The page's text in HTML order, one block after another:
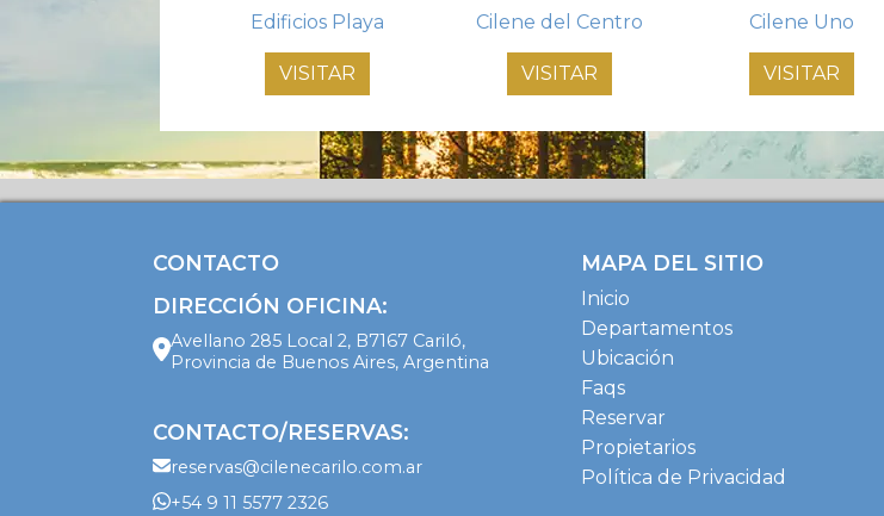
Edificios Playa
VISITAR
Cilene del Centro
VISITAR
Cilene Uno
VISITAR
CONTACTO
DIRECCIÓN OFICINA:
Avellano 285 Local 2, B7167 Cariló,
Provincia de Buenos Aires, Argentina
CONTACTO/RESERVAS:
reservas@cilenecarilo.com.ar
+54 9 11 5577 2326
MAPA DEL SITIO
Inicio
Departamentos
Ubicación
Faqs
Reservar
Propietarios
Política de Privacidad